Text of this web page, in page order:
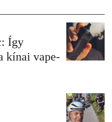
Így
kínai vape-